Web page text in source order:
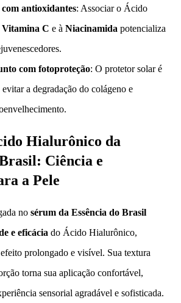
antioxidantes: Associar o Ácido
Vitamina C e à Niacinamida potencializa
com fotoproteção: O protetor solar é
evitar a degradação do colágeno e
Hialurônico da
Ciência e
a Pele
no sérum da Essência do Brasil
e eficácia do Ácido Hialurônico,
prolongado e visível. Sua textura
torna sua aplicação confortável,
sensorial agradável e sofisticada.